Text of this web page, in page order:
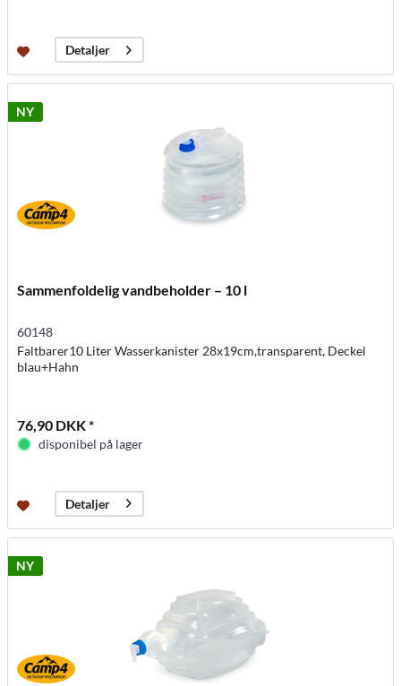
Detaljer
NY
Sammenfoldelig vandbeholder – 10 l
60148
Faltbarer10 Liter Wasserkanister 28x19cm,transparent, Deckel
blau+Hahn
76,90 DKK *
disponibel på lager
Detaljer
NY